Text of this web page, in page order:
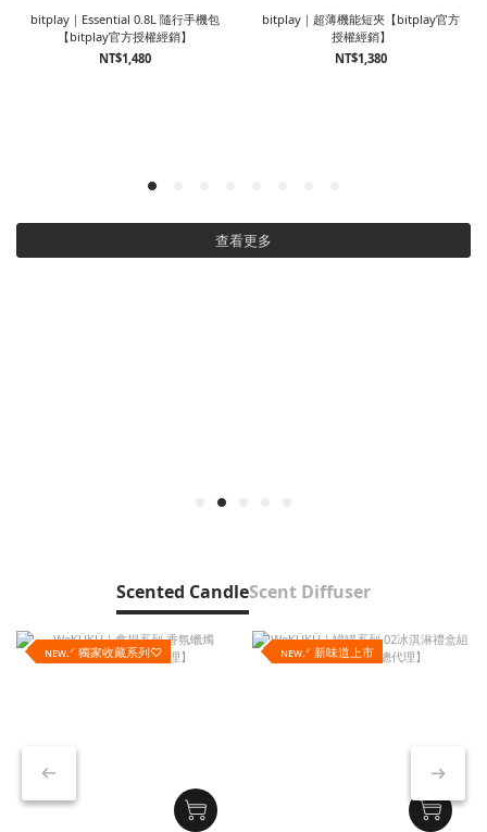
bitplay｜Essential 0.8L 隨行手機包
【bitplay官方授權經銷】
NT$1,480
bitplay｜超薄機能短夾【bitplay官方
授權經銷】
NT$1,380
查看更多
Scented CandleScent Diffuser
ɴᴇᴡ.ᐟ 獨家收藏系列♡ ɴᴇᴡ.ᐟ 新味道上市